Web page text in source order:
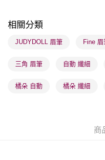
順豐站及營業點 - 確認發貨後1-
物流公司進行物流配送
相關分類
JUDYDOLL 眉筆 Fine 眉
三角 眉筆 自動 纖細
橘朵 自動 橘朵 纖細
商